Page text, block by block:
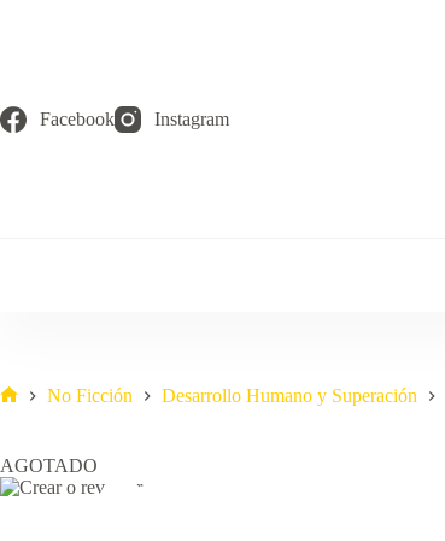
Facebook Instagram
No Ficción Desarrollo Humano y Superación
AGOTADO